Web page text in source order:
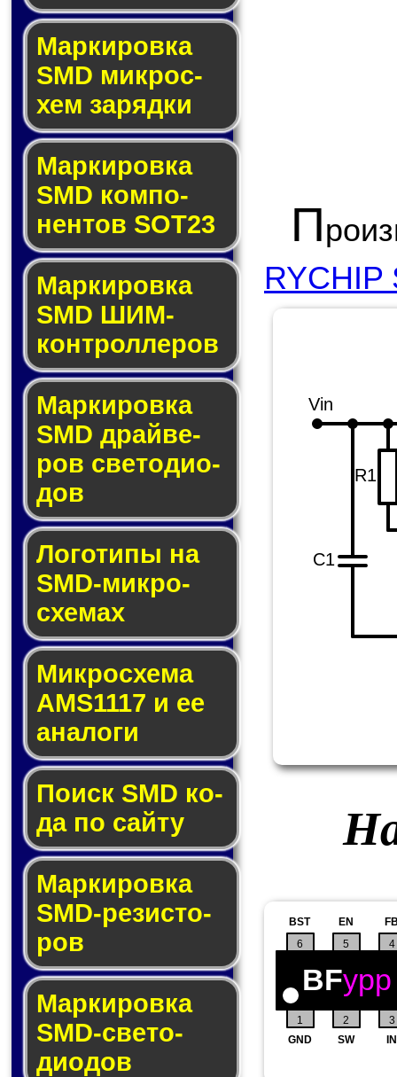
Маркировка
SMD мик­рос­
хем за­ряд­ки
Маркировка
SMD ком­по­
нен­тов SOT23
Маркировка
SMD ШИМ-
кон­трол­ле­ров
Маркировка
SMD драй­ве­
ров све­то­ди­о­
дов
Логотипы на
SMD-мик­ро­
схе­мах
Микросхема
AMS1117 и ее
ана­ло­ги
Поиск SMD ко­
да по сай­ту
Маркировка
SMD-ре­зис­то­
ров
Маркировка
SMD-све­то­
дио­дов
П
RYCHIP
C1
Vin
R1
1 2 3
4
GND SW IN
EN
5
6
BST
BFypp